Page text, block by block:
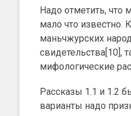
Надо отметить,
мало что известно.
маньчжурских
свидетельства[10],
мифологические
Рассказы 1.1 и 1.2
варианты надо